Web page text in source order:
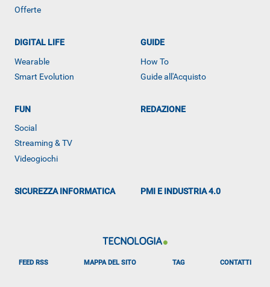
Offerte
DIGITAL LIFE
Wearable
Smart Evolution
GUIDE
How To
Guide all'Acquisto
FUN
Social
Streaming & TV
Videogiochi
REDAZIONE
SICUREZZA INFORMATICA PMI E INDUSTRIA 4.0
FEED RSS MAPPA DEL SITO TAG CONTATTI